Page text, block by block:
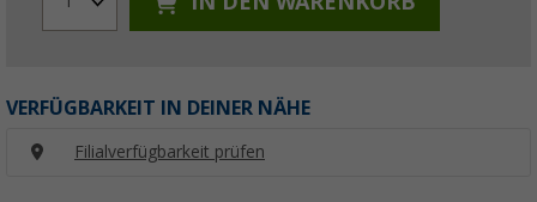
VERFÜGBARKEIT IN DEINER NÄHE
Filialverfügbarkeit prüfen